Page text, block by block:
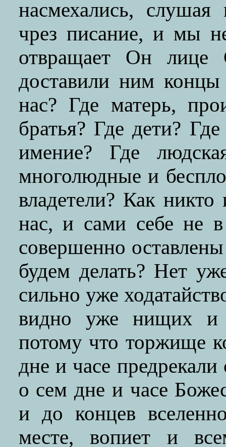
насмехались,
чрез писание, и мы
отвращает Он лице
доставили ним
нас? Где матерь,
братья? Где дети?
имение? Где
многолюдные и
владетели? Как
нас, и сами себе не
совершенно
будем делать? Нет
сильно уже
видно уже нищих и
потому что торжище
дне и часе
о сем дне и часе
и до концев
месте, вопиет и